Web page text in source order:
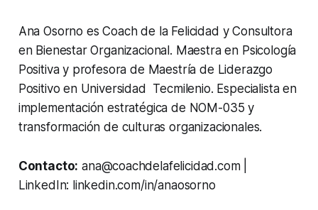
Ana Osorno es Coach de la Felicidad y Consultora
en Bienestar Organizacional. Maestra en Psicología
Positiva y profesora de Maestría de Liderazgo
Positivo en Universidad Tecmilenio. Especialista en
implementación estratégica de NOM-035 y
transformación de culturas organizacionales.
Contacto: ana@coachdelafelicidad.com |
LinkedIn: linkedin.com/in/anaosorno